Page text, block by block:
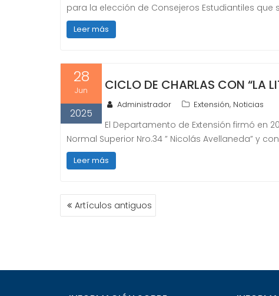
para la elección de Consejeros Estudiantiles que
Leer más
28
Jun
2025
CICLO DE CHARLAS CON “LA
Administrador Extensión, Noticias
El Departamento de Extensión firmó en
Normal Superior Nro.34 ” Nicolás Avellaneda” y
Leer más
NAVEGACIÓN
DEArtículos antiguos